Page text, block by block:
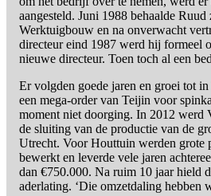
aangesteld. Juni 1988 behaalde
Werktuigbouw en na onverwacht
directeur eind 1987 werd hij formeel
nieuwe directeur. Toen toch al een
Er volgden goede jaren en groei tot
een mega-order van Teijin voor
moment niet doorging. In 2012 werd
de sluiting van de productie van de
Utrecht. Voor Houttuin werden grote
bewerkt en leverde vele jaren
dan €750.000. Na ruim 10 jaar hield
aderlating. ‘Die omzetdaling hebben